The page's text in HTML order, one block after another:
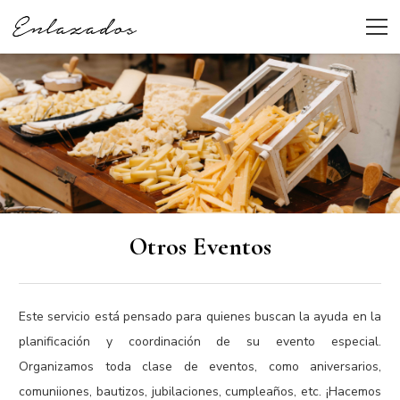
Otros Eventos
Este servicio está pensado para quienes buscan la ayuda en la
planificación y coordinación de su evento especial.
Organizamos toda clase de eventos, como aniversarios,
comuniiones, bautizos, jubilaciones, cumpleaños, etc. ¡Hacemos